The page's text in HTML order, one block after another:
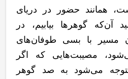
همانند حضور در دریای
آنکه گوهرها بیابیم، در
مسیر با بسی طوفانهای
شود، مصیبتهایی که اگر
میشود به صد گوهر